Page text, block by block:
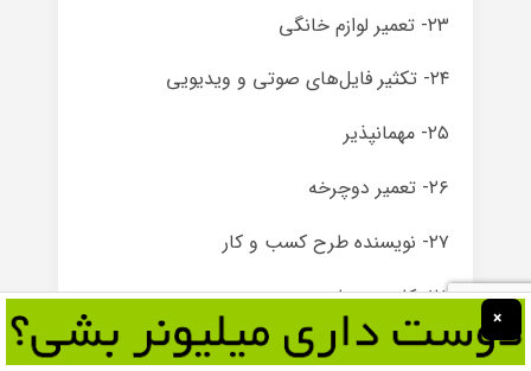
۲۳- تعمیر لوازم خانگی
۲۴- تکثیر فایل‌های صوتی و ویدیویی
۲۵- مهمانپذیر
۲۶- تعمیر دوچرخه
۲۷- نویسنده‌ طرح کسب و کار
۲۸- کابینت ساز
۲۹- دادزن (تبلیغ کننده ) جلوی مغازه ها و
×